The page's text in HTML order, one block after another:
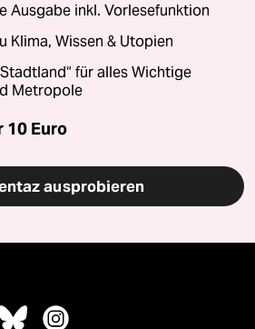
Ausgabe inkl. Vorlesefunktion
Klima, Wissen & Utopien
für alles Wichtige
Metropole
10 Euro
ausprobieren